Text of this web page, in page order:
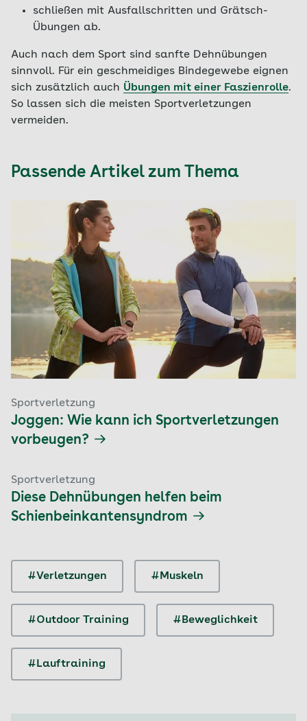
schließen mit Ausfallschritten und Grätsch-
Übungen ab.
Auch nach dem Sport sind sanfte Dehnübungen
sinnvoll. Für ein geschmeidiges Bindegewebe eignen
sich zusätzlich auch Übungen mit einer Faszienrolle.
So lassen sich die meisten Sportverletzungen
vermeiden.
Passende Artikel zum Thema
Sportverletzung
Joggen: Wie kann ich Sportverletzungen
vorbeugen?
Sportverletzung
Diese Dehnübungen helfen beim
Schienbeinkantensyndrom
#Verletzungen #Muskeln
#Outdoor Training #Beweglichkeit
#Lauftraining